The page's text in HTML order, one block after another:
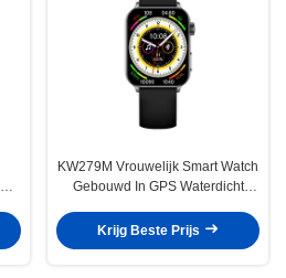
KW279M Vrouwelijk Smart Watch
Gebouwd In GPS Waterdicht
Krijg Beste Prijs